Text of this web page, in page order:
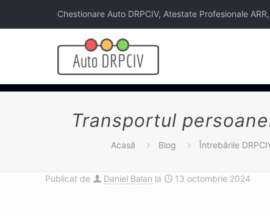
Chestionare Auto DRPCIV, Atestate Profesionale
Transportul
Acasă Blog Întrebările
Publicat de Daniel Balan la 13 octombrie 2024